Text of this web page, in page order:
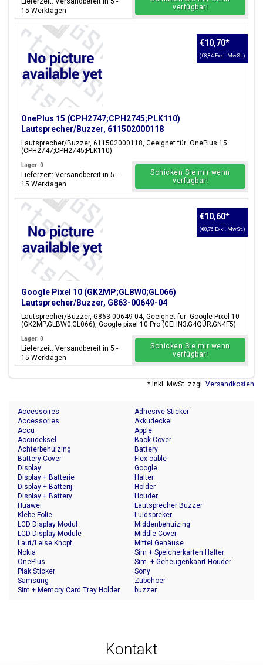
15 Werktagen
verfügbar!
OnePlus 15 (CPH2747;CPH2745;PLK110)
Lautsprecher/Buzzer, 611502000118
Lautsprecher/Buzzer, 611502000118, Geeignet für: OnePlus 15
(CPH2747;CPH2745;PLK110)
€10,70*
(€8,84 Exkl. MwSt.)
Lager: 0
Lieferzeit: Versandbereit in 5 -
15 Werktagen
Schicken Sie mir wenn
verfügbar!
Google Pixel 10 (GK2MP;GLBW0;GL066)
Lautsprecher/Buzzer, G863-00649-04
Lautsprecher/Buzzer, G863-00649-04, Geeignet für: Google Pixel 10
(GK2MP;GLBW0;GL066), Google pixel 10 Pro (GEHN3;G4QUR;GN4F5)
€10,60*
(€8,76 Exkl. MwSt.)
Lager: 0
Lieferzeit: Versandbereit in 5 -
15 Werktagen
Schicken Sie mir wenn
verfügbar!
* Inkl. MwSt. zzgl. Versandkosten
Accessoires
Accessories
Accu
Accudeksel
Achterbehuizing
Adhesive Sticker
Akkudeckel
Apple
Back Cover
Battery
Battery Cover
Display
Display + Batterie
Display + Batterij
Display + Battery
Flex cable
Google
Halter
Holder
Houder
Huawei
Klebe Folie
LCD Display Modul
LCD Display Module
Laut/Leise Knopf
Lautsprecher Buzzer
Luidspreker
Middenbehuizing
Middle Cover
Mittel Gehäuse
Nokia
OnePlus
Plak Sticker
Samsung
Sim + Memory Card Tray Holder
Sim + Speicherkarten Halter
Sim- + Geheugenkaart Houder
Sony
Zubehoer
buzzer
Kontakt